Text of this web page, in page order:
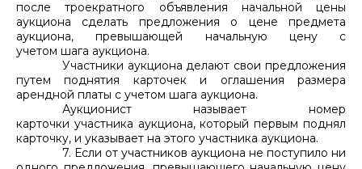
после троекратного объявления начальной цены
аукциона сделать предложения о цене предмета
аукциона, превышающей начальную цену с
учетом шага аукциона.
Участники аукциона делают свои предложения
путем поднятия карточек и оглашения размера
арендной платы с учетом шага аукциона.
Аукционист называет номер
карточки участника аукциона, который первым поднял
карточку, и указывает на этого участника аукциона.
7. Если от участников аукциона не поступило ни